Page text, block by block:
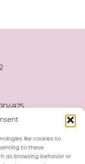
like cookies to
to these
as browsing behavior or